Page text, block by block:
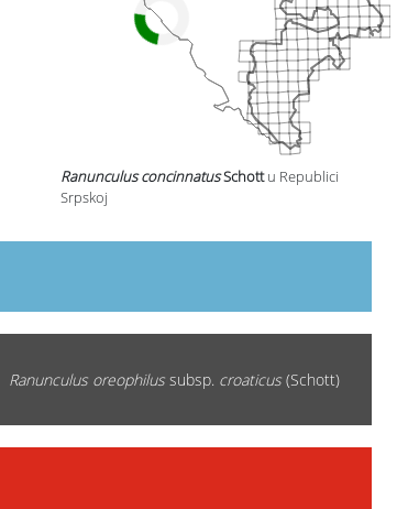
Ranunculus concinnatusSchott u Republici
Srpskoj
Ranunculus oreophilussubsp. croaticus(Schott)